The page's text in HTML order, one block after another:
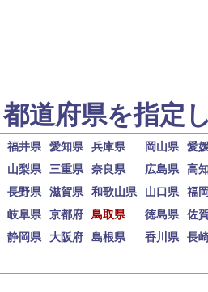
都道府県を指定
福井県 愛知県 兵庫県 岡山県
愛
山梨県 三重県 奈良県 広島県
高
長野県 滋賀県 和歌山県 山口県
福
岐阜県 京都府 鳥取県 徳島県
佐
静岡県 大阪府 島根県 香川県
長